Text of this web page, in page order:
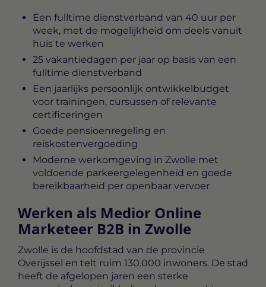
Een fulltime dienstverband van 40 uur per
week, met de mogelijkheid om deels vanuit
huis te werken
25 vakantiedagen per jaar op basis van een
fulltime dienstverband
Een jaarlijks persoonlijk ontwikkelbudget
voor trainingen, cursussen of relevante
certificeringen
Goede pensioenregeling en
reiskostenvergoeding
Moderne werkomgeving in Zwolle met
voldoende parkeergelegenheid en goede
bereikbaarheid per openbaar vervoer
Werken als Medior Online
Marketeer B2B in Zwolle
Zwolle is de hoofdstad van de provincie
Overijssel en telt ruim 130.000 inwoners. De stad
heeft de afgelopen jaren een sterke